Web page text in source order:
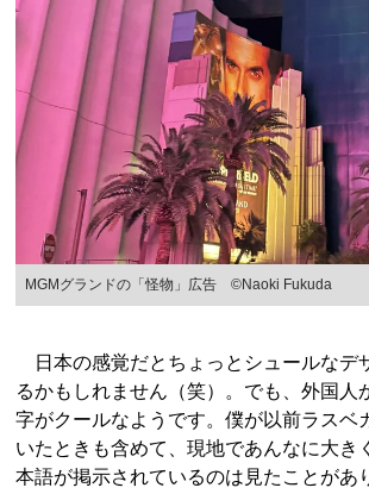
MGMグランドの「怪物」広告 ©Naoki Fukuda
日本の感覚だとちょっとシュールなデ
るかもしれません（笑）。でも、外国人
字がクールなようです。僕が以前ラスベ
いたときも含めて、現地であんなに大き
本語が掲示されているのは見たことがあ